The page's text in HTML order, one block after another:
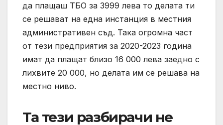
да плащаш ТБО за 3999 лева то делата ти
се решават на една инстанция в местния
административен съд. Така огромна част
от тези предприятия за 2020-2023 година
имат да плащат близо 16 000 лева заедно с
лихвите 20 000, но делата им се решава на
местно ниво.
Та тези разбирачи не